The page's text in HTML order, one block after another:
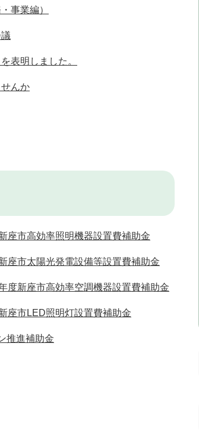
事業編）
表明しました。
んか
座市高効率照明機器設置費補助金
座市太陽光発電設備等設置費補助金
度新座市高効率空調機器設置費補助金
座市LED照明灯設置費補助金
推進補助金